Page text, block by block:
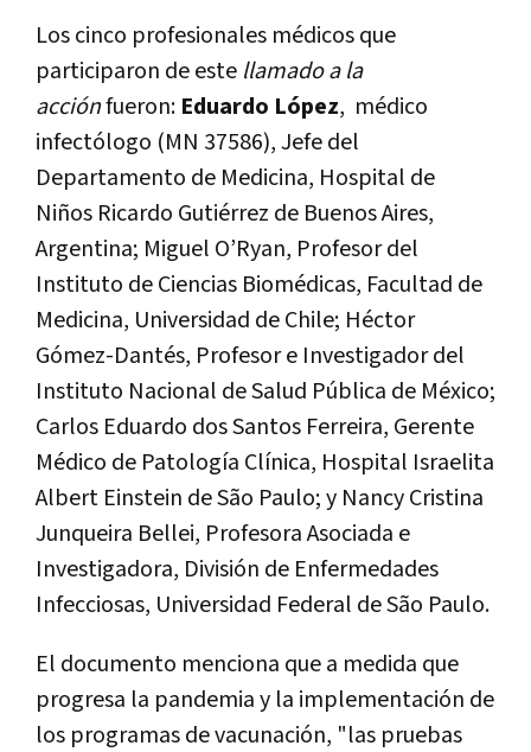
Los cinco profesionales médicos que
participaron de este llamado a la
acciónfueron: Eduardo López, médico
infectólogo (MN 37586), Jefe del
Departamento de Medicina, Hospital de
Niños Ricardo Gutiérrez de Buenos Aires,
Argentina; Miguel O’Ryan, Profesor del
Instituto de Ciencias Biomédicas, Facultad de
Medicina, Universidad de Chile; Héctor
Gómez-Dantés, Profesor e Investigador del
Instituto Nacional de Salud Pública de México;
Carlos Eduardo dos Santos Ferreira, Gerente
Médico de Patología Clínica, Hospital Israelita
Albert Einstein de São Paulo; y Nancy Cristina
Junqueira Bellei, Profesora Asociada e
Investigadora, División de Enfermedades
Infecciosas, Universidad Federal de São Paulo.
El documento menciona que a medida que
progresa la pandemia y la implementación de
los programas de vacunación, "las pruebas